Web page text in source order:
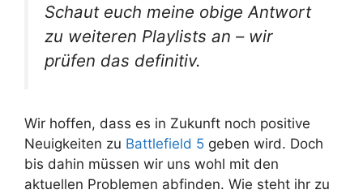
Schaut euch meine obige Antwort
zu weiteren Playlists an – wir
prüfen das definitiv.
Wir hoffen, dass es in Zukunft noch positive
Neuigkeiten zu Battlefield 5 geben wird. Doch
bis dahin müssen wir uns wohl mit den
aktuellen Problemen abfinden. Wie steht ihr zu